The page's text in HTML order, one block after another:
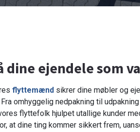
ejendele som
flyttemænd sikrer dine møbler og
omhyggelig nedpakning til
flyttefolk hjulpet utallige kunder
at dine ting kommer sikkert frem,